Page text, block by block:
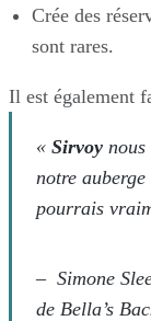
Crée des
sont rares.
Il est également
«Sirvoy
notre
pourrais
–Simone
de Bella’s